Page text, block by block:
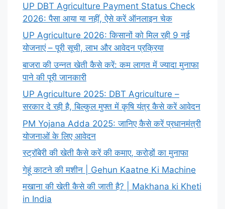
UP DBT Agriculture Payment Status Check
2026: पैसा आया या नहीं, ऐसे करें ऑनलाइन चेक
UP Agriculture 2026: किसानों को मिल रही 9 नई
योजनाएं – पूरी सूची, लाभ और आवेदन प्रक्रिया
बाजरा की उन्नत खेती कैसे करें: कम लागत में ज्यादा मुनाफा
पाने की पूरी जानकारी
UP Agriculture 2025: DBT Agriculture –
सरकार दे रही है, बिल्कुल मुफ्त में कृषि यंत्र कैसे करें आवेदन
PM Yojana Adda 2025: जानिए कैसे करें प्रधानमंत्री
योजनाओं के लिए आवेदन
स्ट्रॉबेरी की खेती कैसे करें की कमाए, करोड़ों का मुनाफा
गेहूं काटने की मशीन | Gehun Kaatne Ki Machine
मखाना की खेती कैसे की जाती है? | Makhana ki Kheti
in India